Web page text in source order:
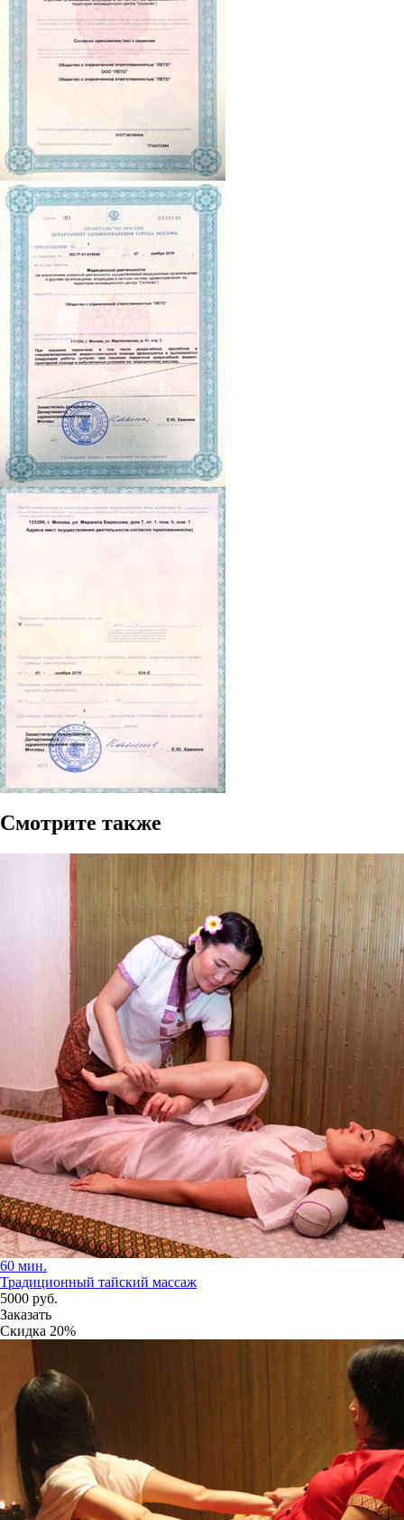
Смотрите также
60 мин.
Традиционный тайский массаж
5000 руб.
Заказать
Скидка 20%